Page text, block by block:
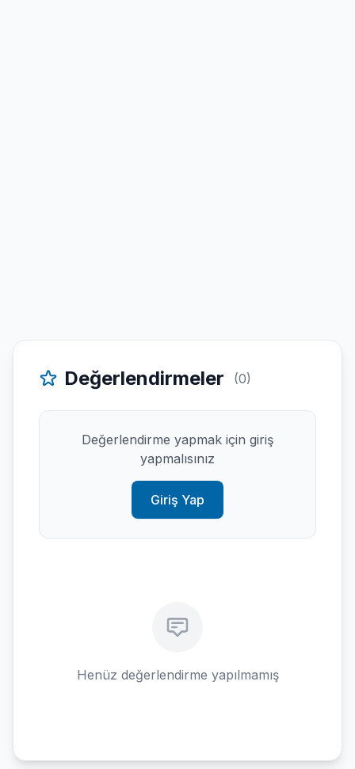
Değerlendirmeler (0)
Değerlendirme yapmak için giriş
yapmalısınız
Giriş Yap
Henüz değerlendirme yapılmamış